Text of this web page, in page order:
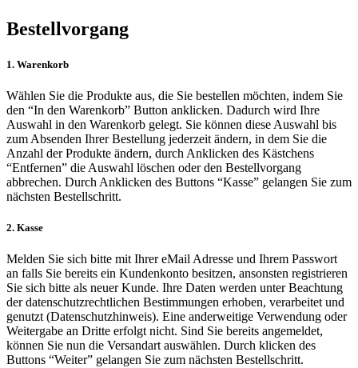
Bestellvorgang
1. Warenkorb
Wählen Sie die Produkte aus, die Sie bestellen möchten, indem Sie
den “In den Warenkorb” Button anklicken. Dadurch wird Ihre
Auswahl in den Warenkorb gelegt. Sie können diese Auswahl bis
zum Absenden Ihrer Bestellung jederzeit ändern, in dem Sie die
Anzahl der Produkte ändern, durch Anklicken des Kästchens
“Entfernen” die Auswahl löschen oder den Bestellvorgang
abbrechen. Durch Anklicken des Buttons “Kasse” gelangen Sie zum
nächsten Bestellschritt.
2. Kasse
Melden Sie sich bitte mit Ihrer eMail Adresse und Ihrem Passwort
an falls Sie bereits ein Kundenkonto besitzen, ansonsten registrieren
Sie sich bitte als neuer Kunde. Ihre Daten werden unter Beachtung
der datenschutzrechtlichen Bestimmungen erhoben, verarbeitet und
genutzt (Datenschutzhinweis). Eine anderweitige Verwendung oder
Weitergabe an Dritte erfolgt nicht. Sind Sie bereits angemeldet,
können Sie nun die Versandart auswählen. Durch klicken des
Buttons “Weiter” gelangen Sie zum nächsten Bestellschritt.